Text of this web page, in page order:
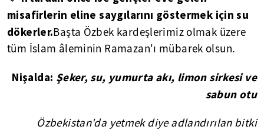
misafirlerin eline saygılarını göstermek için su
dökerler.Başta Özbek kardeşlerimiz olmak üzere
tüm İslam âleminin Ramazan'ı mübarek olsun.
Nişalda: Şeker, su, yumurta akı, limon sirkesi ve
sabun otu
Özbekistan'da yetmek diye adlandırılan bitki